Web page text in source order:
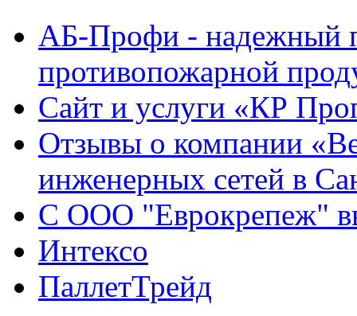
АБ-Профи - надежный
противопожарной
Сайт и услуги «КР
Отзывы о компании
инженерных сетей в
С ООО "Еврокрепеж"
Интексо
ПаллетТрейд